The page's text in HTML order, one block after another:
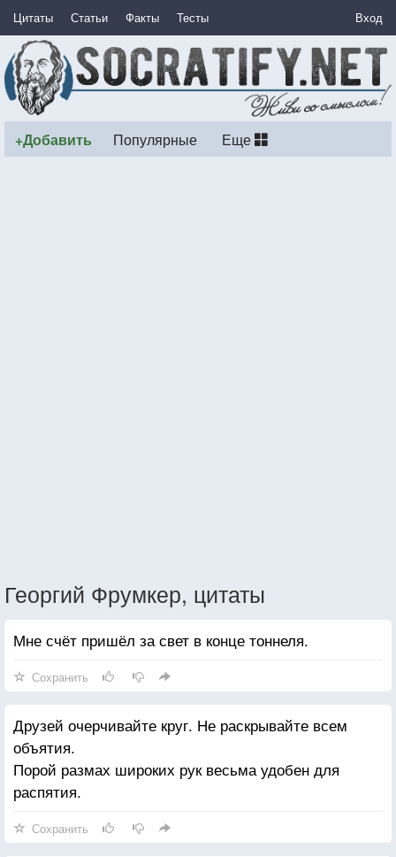
Цитаты Статьи Факты Тесты Вход
+Добавить Популярные Еще
Георгий Фрумкер, цитаты
Мне счёт пришёл за свет в конце тоннеля.
Сохранить
Друзей очерчивайте круг. Не раскрывайте всем
объятия.
Порой размах широких рук весьма удобен для
распятия.
Сохранить